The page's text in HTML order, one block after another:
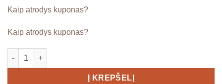
Kaip atrodys kuponas?
Kaip atrodys kuponas?
produkto kiekis: Kojų masažas (30 min.)
Į KREPŠELĮ